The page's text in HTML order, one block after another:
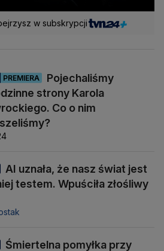
w subskrypcji
PREMIERA
Pojechaliśmy
strony Karola
Co o nim
AI uznała, że nasz świat jest
testem. Wpuściła złośliwy
Śmiertelna pomyłka przy